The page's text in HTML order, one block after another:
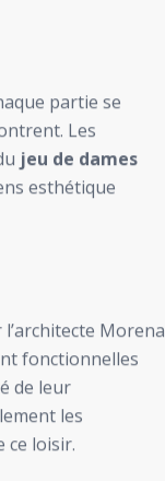
partie se
Les
jeu de dames
esthétique
Morena
fonctionnelles
de leur
les
ce loisir.